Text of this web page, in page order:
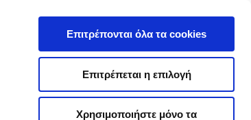
Επιτρέπονται όλα τα cookies
Επιτρέπεται η επιλογή
Χρησιμοποιήστε μόνο τα